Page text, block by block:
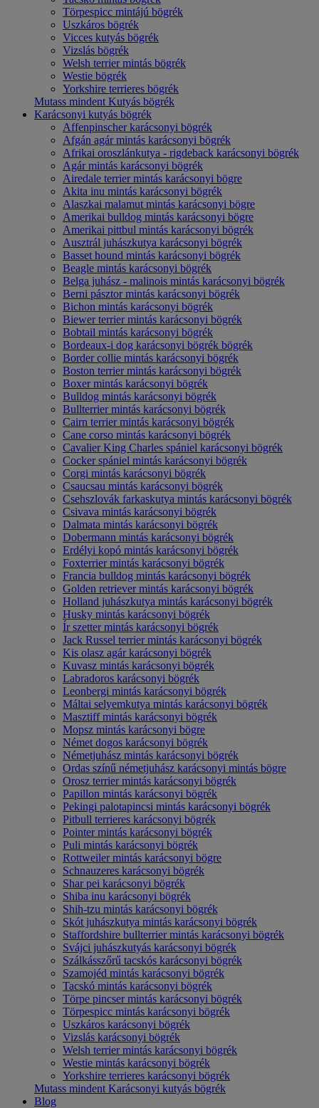
Törpespicc mintájú bögrék
Uszkáros bögrék
Vicces kutyás bögrék
Vizslás bögrék
Welsh terrier mintás bögrék
Westie bögrék
Yorkshire terrieres bögrék
Mutass mindent Kutyás bögrék
Karácsonyi kutyás bögrék
Affenpinscher karácsonyi bögrék
Afgán agár mintás karácsonyi bögrék
Afrikai oroszlánkutya - rigdeback karácsonyi bögrék
Agár mintás karácsonyi bögrék
Airedale terrier mintás karácsonyi bögre
Akita inu mintás karácsonyi bögrék
Alaszkai malamut mintás karácsonyi bögre
Amerikai bulldog mintás karácsonyi bögre
Amerikai pittbul mintás karácsonyi bögrék
Ausztrál juhászkutya karácsonyi bögrék
Basset hound mintás karácsonyi bögrék
Beagle mintás karácsonyi bögrék
Belga juhász - malinois mintás karácsonyi bögrék
Berni pásztor mintás karácsonyi bögrék
Bichon mintás karácsonyi bögrék
Biewer terrier mintás karácsonyi bögrék
Bobtail mintás karácsonyi bögrék
Bordeaux-i dog karácsonyi bögrék bögrék
Border collie mintás karácsonyi bögrék
Boston terrier mintás karácsonyi bögrék
Boxer mintás karácsonyi bögrék
Bulldog mintás karácsonyi bögrék
Bullterrier mintás karácsonyi bögrék
Cairn terrier mintás karácsonyi bögrék
Cane corso mintás karácsonyi bögrék
Cavalier King Charles spániel karácsonyi bögrék
Cocker spániel mintás karácsonyi bögrék
Corgi mintás karácsonyi bögrék
Csaucsau mintás karácsonyi bögrék
Csehszlovák farkaskutya mintás karácsonyi bögrék
Csivava mintás karácsonyi bögrék
Dalmata mintás karácsonyi bögrék
Dobermann mintás karácsonyi bögrék
Erdélyi kopó mintás karácsonyi bögrék
Foxterrier mintás karácsonyi bögrék
Francia bulldog mintás karácsonyi bögrék
Golden retriever mintás karácsonyi bögrék
Holland juhászkutya mintás karácsonyi bögrék
Husky mintás karácsonyi bögrék
Ír szetter mintás karácsonyi bögrék
Jack Russel terrier mintás karácsonyi bögrék
Kis olasz agár karácsonyi bögrék
Kuvasz mintás karácsonyi bögrék
Labradoros karácsonyi bögrék
Leonbergi mintás karácsonyi bögrék
Máltai selyemkutya mintás karácsonyi bögrék
Masztiff mintás karácsonyi bögrék
Mopsz mintás karácsonyi bögre
Német dogos karácsonyi bögrék
Németjuhász mintás karácsonyi bögrék
Ordas színű németjuhász karácsonyi mintás bögre
Orosz terrier mintás karácsonyi bögrék
Papillon mintás karácsonyi bögrék
Pekingi palotapincsi mintás karácsonyi bögrék
Pitbull terrieres karácsonyi bögrék
Pointer mintás karácsonyi bögrék
Puli mintás karácsonyi bögrék
Rottweiler mintás karácsonyi bögre
Schnauzeres karácsonyi bögrék
Shar pei karácsonyi bögrék
Shiba inu karácsonyi bögrék
Shih-tzu mintás karácsonyi bögrék
Skót juhászkutya mintás karácsonyi bögrék
Staffordshire bullterrier mintás karácsonyi bögrék
Svájci juhászkutyás karácsonyi bögrék
Szálkásszőrű tacskós karácsonyi bögrék
Szamojéd mintás karácsonyi bögrék
Tacskó mintás karácsonyi bögrék
Törpe pincser mintás karácsonyi bögrék
Törpespicc mintás karácsonyi bögrék
Uszkáros karácsonyi bögrék
Vizslás karácsonyi bögrék
Welsh terrier mintás karácsonyi bögrék
Westie mintás karácsonyi bögrék
Yorkshire terrieres karácsonyi bögrék
Mutass mindent Karácsonyi kutyás bögrék
Blog